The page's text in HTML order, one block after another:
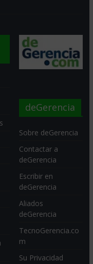
deGerencia
Sobre deGerencia
Contactar a
deGerencia
Escribir en
deGerencia
Aliados
deGerencia
TecnoGerencia.co
m
Su Privacidad